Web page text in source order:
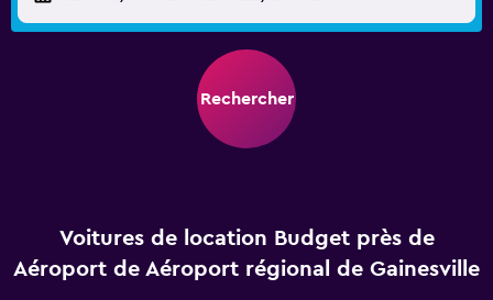
Rechercher
Voitures de location Budget près de
Aéroport de Aéroport régional de Gainesville